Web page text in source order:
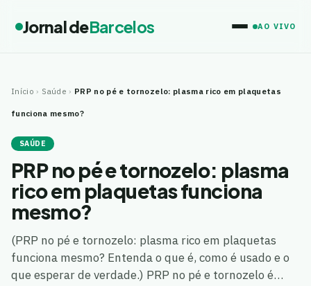
Jornal deBarcelos AO VIVO
Início › Saúde › PRP no pé e tornozelo: plasma rico em plaquetas
funciona mesmo?
SAÚDE
PRP no pé e tornozelo: plasma
rico em plaquetas funciona
mesmo?
(PRP no pé e tornozelo: plasma rico em plaquetas
funciona mesmo? Entenda o que é, como é usado e o
que esperar de verdade.) PRP no pé e tornozelo é…